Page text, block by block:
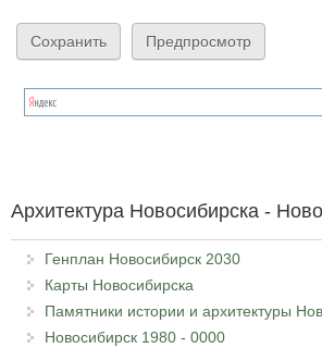
Архитектура Новосибирска -
Генплан Новосибирск 2030
Карты Новосибирска
Памятники истории и архитектуры
Новосибирск 1980 - 0000